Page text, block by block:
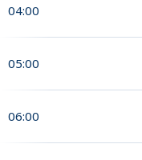
04:00
05:00
06:00